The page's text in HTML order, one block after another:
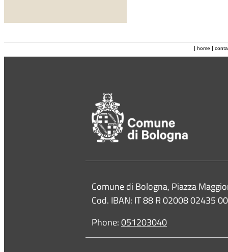
| home |
Contacts
Comune di Bologna, Piazza
Cod. IBAN: IT 88 R 02008 02435
Phone:051203040